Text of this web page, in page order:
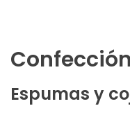
Espumas y